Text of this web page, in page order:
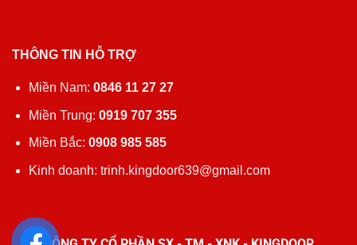
THÔNG TIN HỖ TRỢ
Miền Nam: 0846 11 27 27
Miền Trung: 0919 707 355
Miền Bắc: 0908 985 585
Kinh doanh: trinh.kingdoor639@gmail.com